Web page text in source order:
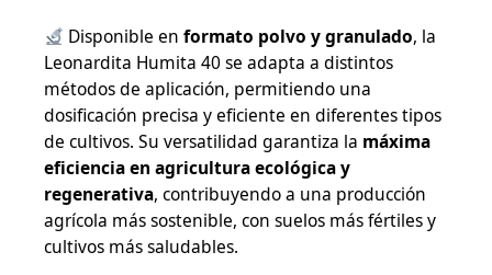
Disponible en formato polvo y granulado, la
Leonardita Humita 40 se adapta a distintos
métodos de aplicación, permitiendo una
dosificación precisa y eficiente en diferentes tipos
de cultivos. Su versatilidad garantiza la máxima
eficiencia en agricultura ecológica y
regenerativa, contribuyendo a una producción
agrícola más sostenible, con suelos más fértiles y
cultivos más saludables.